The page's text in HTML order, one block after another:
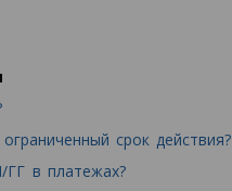
срок действия?
ГГ в платежах?